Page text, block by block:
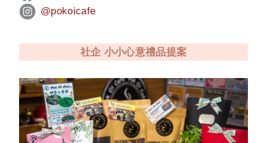
@pokoicafe
社企 小小心意禮品提案